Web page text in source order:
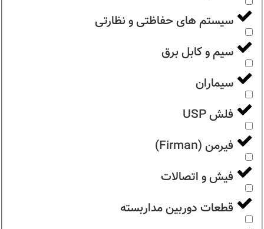
سیستم های حفاظتی و نظارتی
سیم و کابل برق
سیماران
فلش USP
فیرمن (Firman)
فیش و اتصالات
قطعات دوربین مداربسته